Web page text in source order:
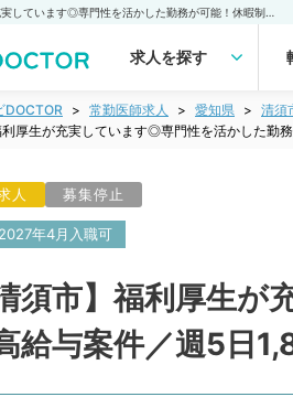
求人を探す
DOCTOR 常勤医師求人 愛知県
清須
利厚生が充実しています◎専門性を活かした勤
人 募集停止
2027年4月入職可
須市】福利厚生
給与案件／週5日